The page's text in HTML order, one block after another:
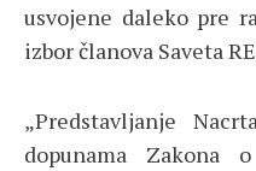
usvojene daleko pre
izbor članova Saveta
„Predstavljanje
dopunama Zakona